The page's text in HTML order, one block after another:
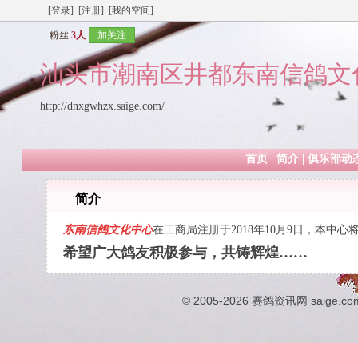
[登录] [注册] [我的空间]
粉丝 3人 加关注
汕头市潮南区井都东南信鸽文
http://dnxgwhzx.saige.com/
首页 简介 俱乐部动
简介
东南信鸽文化中心在工商局注册于2018年10月9日，本中心
希望广大鸽友积极参与，共铸辉煌……
© 2005-2026 赛鸽资讯网